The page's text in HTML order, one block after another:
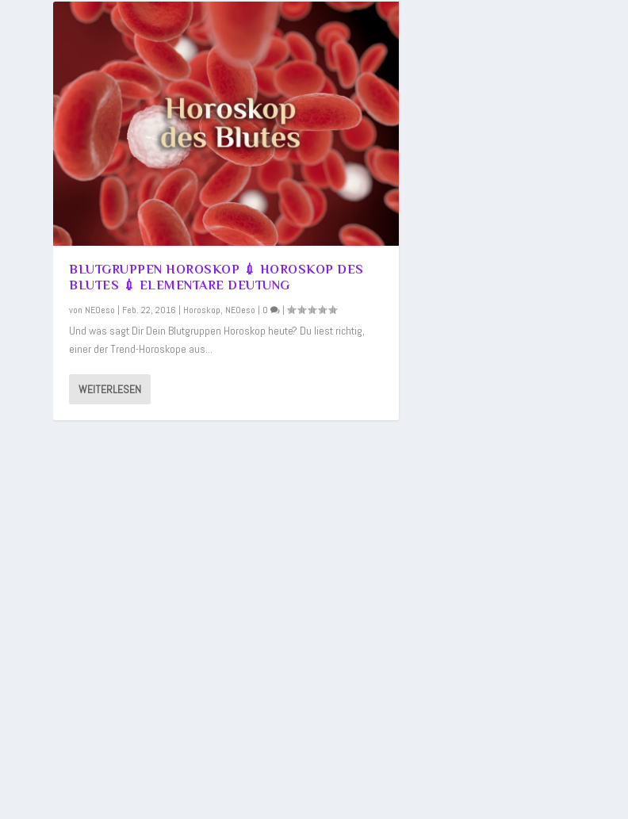
BLUTGRUPPEN HOROSKOP 💉 HOROSKOP DES
BLUTES 💉 ELEMENTARE DEUTUNG
von NEOeso | Feb. 22, 2016 | Horoskop, NEOeso | 0 |
Und was sagt Dir Dein Blutgruppen Horoskop heute? Du liest richtig,
einer der Trend-Horoskope aus...
WEITERLESEN